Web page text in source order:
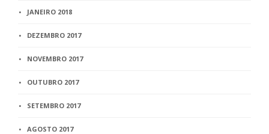
JANEIRO 2018
DEZEMBRO 2017
NOVEMBRO 2017
OUTUBRO 2017
SETEMBRO 2017
AGOSTO 2017